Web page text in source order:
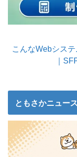
こんなWebシス
｜
ともさかニュー